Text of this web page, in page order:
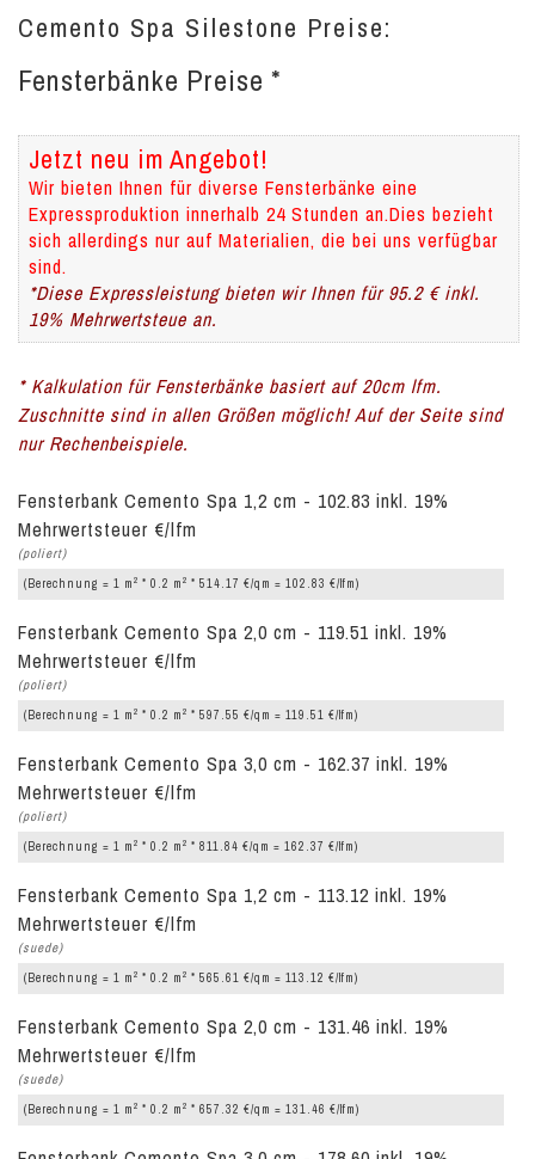
Cemento Spa Silestone Preise:
Fensterbänke Preise *
Jetzt neu im Angebot!
Wir bieten Ihnen für diverse Fensterbänke eine
Expressproduktion innerhalb 24 Stunden an.Dies bezieht
sich allerdings nur auf Materialien, die bei uns verfügbar
sind.
*Diese Expressleistung bieten wir Ihnen für 95.2 € inkl.
19% Mehrwertsteue an.
* Kalkulation für Fensterbänke basiert auf 20cm lfm.
Zuschnitte sind in allen Größen möglich! Auf der Seite sind
nur Rechenbeispiele.
Fensterbank Cemento Spa 1,2 cm - 102.83 inkl. 19%
Mehrwertsteuer €/lfm
(poliert)
(Berechnung = 1 m 2 * 0.2 m 2 * 514.17 €/qm = 102.83 €/lfm)
Fensterbank Cemento Spa 2,0 cm - 119.51 inkl. 19%
Mehrwertsteuer €/lfm
(poliert)
(Berechnung = 1 m 2 * 0.2 m 2 * 597.55 €/qm = 119.51 €/lfm)
Fensterbank Cemento Spa 3,0 cm - 162.37 inkl. 19%
Mehrwertsteuer €/lfm
(poliert)
(Berechnung = 1 m 2 * 0.2 m 2 * 811.84 €/qm = 162.37 €/lfm)
Fensterbank Cemento Spa 1,2 cm - 113.12 inkl. 19%
Mehrwertsteuer €/lfm
(suede)
(Berechnung = 1 m 2 * 0.2 m 2 * 565.61 €/qm = 113.12 €/lfm)
Fensterbank Cemento Spa 2,0 cm - 131.46 inkl. 19%
Mehrwertsteuer €/lfm
(suede)
(Berechnung = 1 m 2 * 0.2 m 2 * 657.32 €/qm = 131.46 €/lfm)